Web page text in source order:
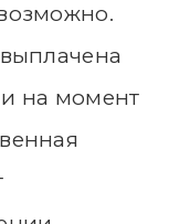
на момент